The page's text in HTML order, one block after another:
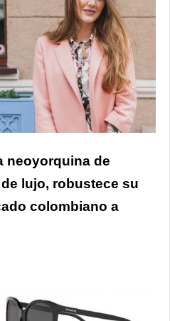
neoyorquina de
lujo, robustece su
colombiano a